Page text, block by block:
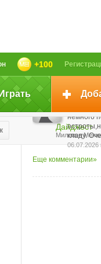
+100
Дайджест
Миллион Меню
сколько?
13.07.2026
Готовлю
немного
кладу.
06.07.2026
Еще комментарии»